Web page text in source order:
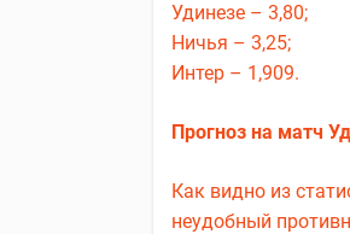
Удинезе – 3,80;
Ничья – 3,25;
Интер – 1,909.
Прогноз на матч
Как видно из
неудобный